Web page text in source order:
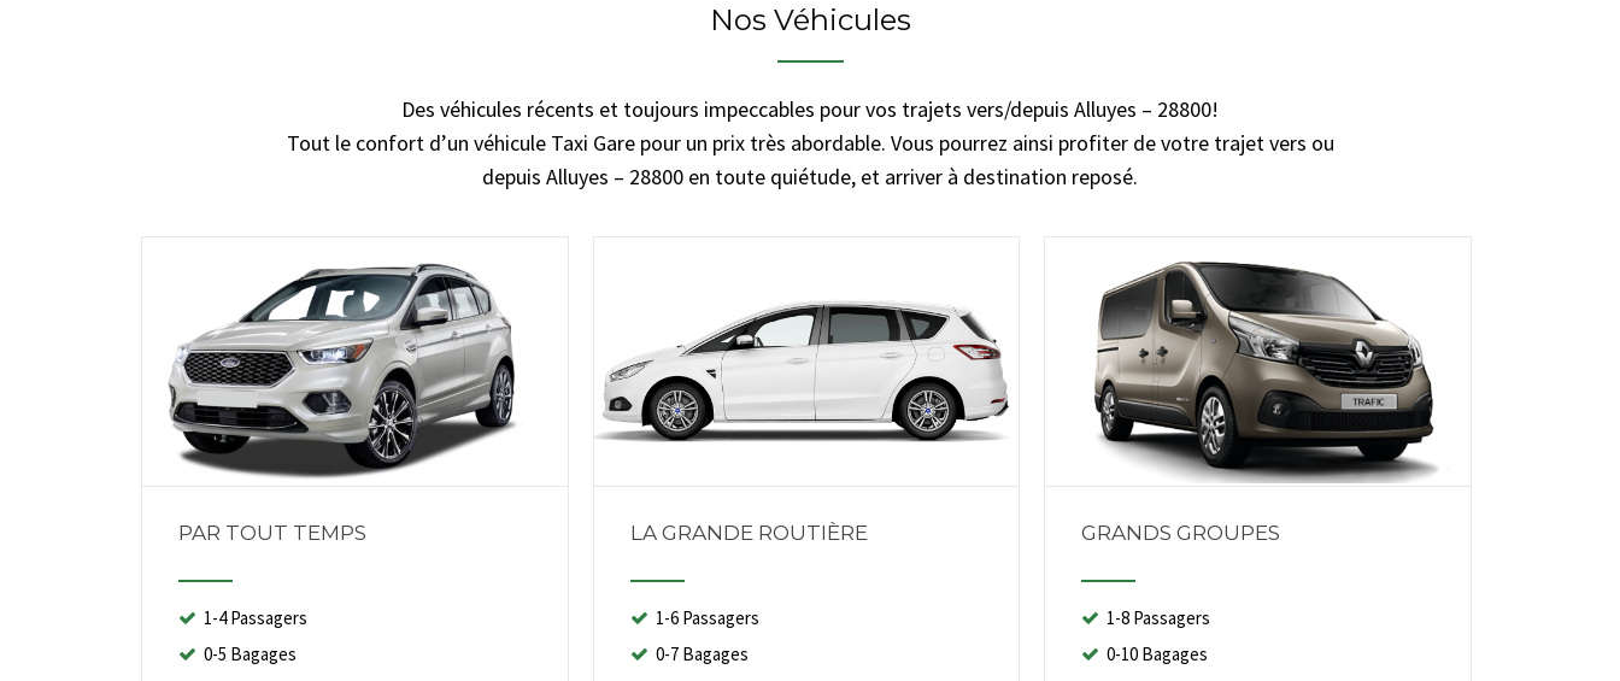
Nos Véhicules
Des véhicules récents et toujours impeccables pour vos trajets vers/depuis Alluyes – 28800!
Tout le confort d’un véhicule Taxi Gare pour un prix très abordable. Vous pourrez ainsi profiter de votre trajet vers ou
depuis Alluyes – 28800 en toute quiétude, et arriver à destination reposé.
PAR TOUT TEMPS
1-4 Passagers
0-5 Bagages
LA GRANDE ROUTIÈRE
1-6 Passagers
0-7 Bagages
GRANDS GROUPES
1-8 Passagers
0-10 Bagages